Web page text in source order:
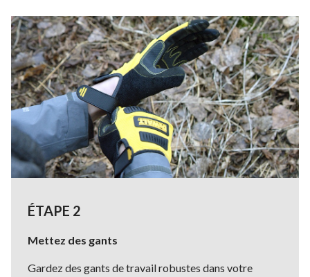
ÉTAPE 2
Mettez des gants
Gardez des gants de travail robustes dans votre